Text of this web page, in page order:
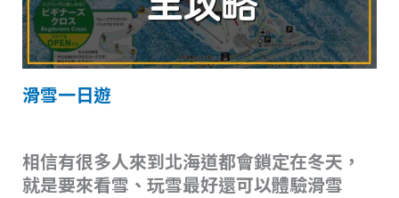
滑雪一日遊
相信有很多人來到北海道都會鎖定在冬天，
就是要來看雪、玩雪最好還可以體驗滑雪